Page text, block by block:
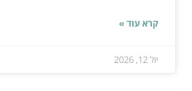
קרא עוד »
יול 12, 2026